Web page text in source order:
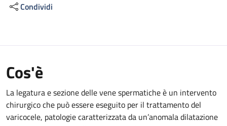
Condividi
Cos'è
La legatura e sezione delle vene spermatiche è un intervento
chirurgico che può essere eseguito per il trattamento del
varicocele, patologie caratterizzata da un’anomala dilatazione